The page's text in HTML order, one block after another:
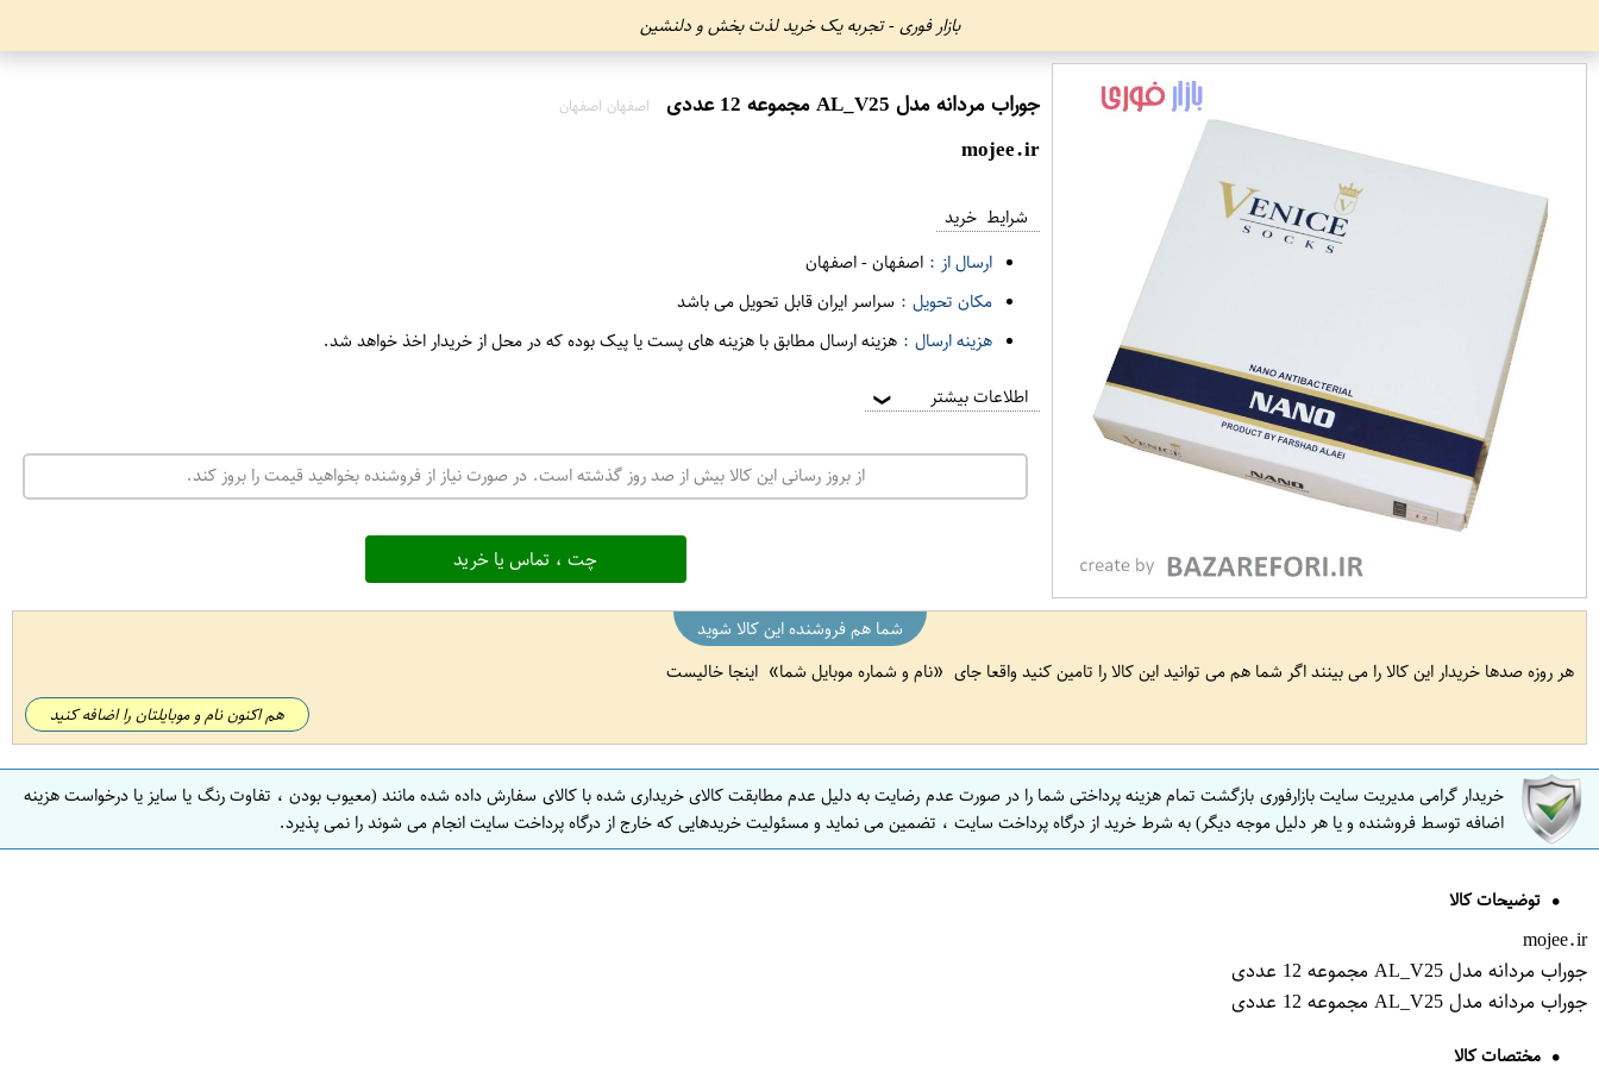
بازار فوری - تجربه یک خرید لذت بخش و دلنشین
جوراب مردانه مدل AL_V25 مجموعه 12 عددی اصفهان اصفهان
mojee.ir
شرایط خرید
ارسال از : اصفهان-اصفهان
مکان تحویل : سراسر ایران قابل تحویل می باشد
هزینه ارسال : هزینه ارسال مطابق با هزینه های پست یا پیک بوده که در محل از خریدار اخذ خواهد شد.
اطلاعات بیشتر ❯
از بروز رسانی این کالا بیش از صد روز گذشته است. در صورت نیاز از فروشنده بخواهید قیمت را بروز کند.
چت ، تماس یا خرید
شما هم فروشنده این کالا شوید
هر روزه صدها خریدار این کالا را می بینند اگر شما هم می توانید این کالا را تامین کنید واقعا جای
نام و شماره موبایل شما اینجا خالیست
هم اکنون نام و موبایلتان را اضافه کنید
خریدار گرامی مدیریت سایت بازارفوری بازگشت تمام هزینه پرداختی شما را در صورت عدم رضایت به دلیل عدم مطابقت کالای خریداری شده با کالای سفارش داده شده مانند (معیوب بودن ، تفاوت رنگ یا سایز یا درخواست هزینه
اضافه توسط فروشنده و یا هر دلیل موجه دیگر) به شرط خرید از درگاه پرداخت سایت ، تضمین می نماید و مسئولیت خریدهایی که خارج از درگاه پرداخت سایت انجام می شوند را نمی پذیرد.
توضیحات کالا
mojee.ir
جوراب مردانه مدل AL_V25 مجموعه 12 عددی
جوراب مردانه مدل AL_V25 مجموعه 12 عددی
مختصات کالا